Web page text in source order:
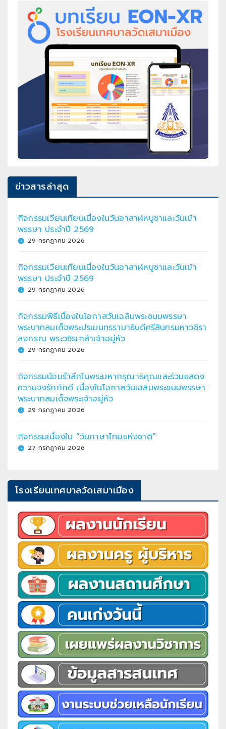
ข่าวสารล่าสุด
กิจกรรมเวียนเทียนเนื่องในวันอาสาฬหบูชาและวันเข้า
พรรษา ประจำปี 2569
29 กรกฎาคม 2026
กิจกรรมเวียนเทียนเนื่องในวันอาสาฬหบูชาและวันเข้า
พรรษา ประจำปี 2569
29 กรกฎาคม 2026
กิจกรรมพิธีเนื่องในโอกาสวันเฉลิมพระชนมพรรษา
พระบาทสมเด็จพระปรเมนทรรามาธิบดีศรีสินทรมหาวชิรา
ลงกรณ พระวชิรเกล้าเจ้าอยู่หัว
29 กรกฎาคม 2026
กิจกรรมน้อมรำลึกในพระมหากรุณาธิคุณและร่วมแสดง
ความจงรักภักดี เนื่องในโอกาสวันเฉลิมพระชนมพรรษา
พระบาทสมเด็จพระเจ้าอยู่หัว
29 กรกฎาคม 2026
กิจกรรมเนื่องใน “วันภาษาไทยแห่งชาติ”
27 กรกฎาคม 2026
โรงเรียนเทศบาลวัดเสมาเมือง